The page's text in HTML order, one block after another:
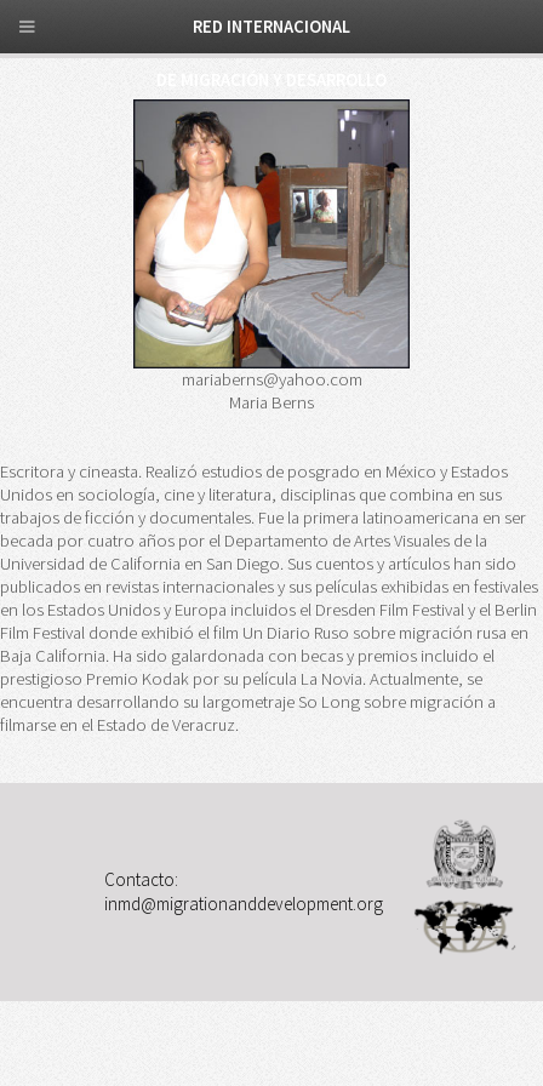
mariaberns@yahoo.com
Maria Berns
Escritora y cineasta. Realizó estudios de posgrado en México y Estados
Unidos en sociología, cine y literatura, disciplinas que combina en sus
trabajos de ficción y documentales. Fue la primera latinoamericana en ser
becada por cuatro años por el Departamento de Artes Visuales de la
Universidad de California en San Diego. Sus cuentos y artículos han sido
publicados en revistas internacionales y sus películas exhibidas en festivales
en los Estados Unidos y Europa incluidos el Dresden Film Festival y el Berlin
Film Festival donde exhibió el film Un Diario Ruso sobre migración rusa en
Baja California. Ha sido galardonada con becas y premios incluido el
prestigioso Premio Kodak por su película La Novia. Actualmente, se
encuentra desarrollando su largometraje So Long sobre migración a
filmarse en el Estado de Veracruz.
Contacto:
inmd@migrationanddevelopment.org
RED INTERNACIONAL